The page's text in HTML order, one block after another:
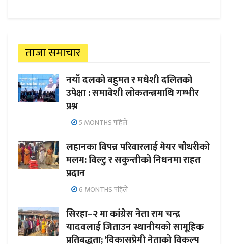
ताजा समाचार
नयाँ दलको बहुमत र मधेशी दलितको
उपेक्षा : समावेशी लोकतन्त्रमाथि गम्भीर
प्रश्न
5 MONTHS पहिले
लहानका विपन्न परिवारलाई मेयर चौधरीको
मलम: विल्टु र सकुन्तीको निधनमा राहत
प्रदान
6 MONTHS पहिले
सिरहा–२ मा कांग्रेस नेता राम चन्द्र
यादवलाई जिताउन स्थानीयको सामूहिक
प्रतिबद्धता; ‘विकासप्रेमी नेताको विकल्प